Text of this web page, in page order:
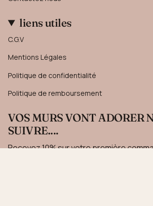
liens utiles
C.G.V
Mentions Légales
Politique de confidentialité
Politique de remboursement
VOS MURS VONT ADORER
SUIVRE....
Recevez 10% sur votre première